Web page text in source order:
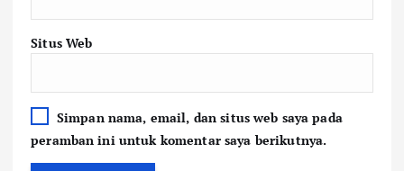
Situs Web
Simpan nama, email, dan situs web saya pada
peramban ini untuk komentar saya berikutnya.